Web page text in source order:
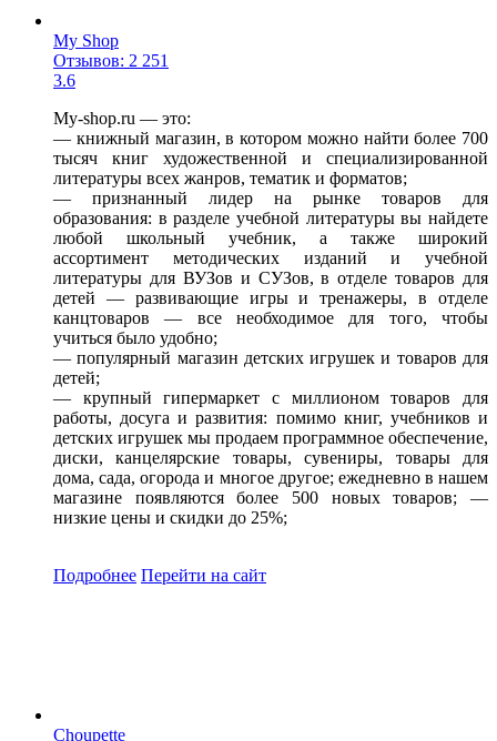
My Shop
Отзывов: 2 251
3.6
My-shop.ru — это:
— книжный магазин, в котором можно найти более 700
тысяч книг художественной и специализированной
литературы всех жанров, тематик и форматов;
— признанный лидер на рынке товаров для
образования: в разделе учебной литературы вы найдете
любой школьный учебник, а также широкий
ассортимент методических изданий и учебной
литературы для ВУЗов и СУЗов, в отделе товаров для
детей — развивающие игры и тренажеры, в отделе
канцтоваров — все необходимое для того, чтобы
учиться было удобно;
— популярный магазин детских игрушек и товаров для
детей;
— крупный гипермаркет с миллионом товаров для
работы, досуга и развития: помимо книг, учебников и
детских игрушек мы продаем программное обеспечение,
диски, канцелярские товары, сувениры, товары для
дома, сада, огорода и многое другое; ежедневно в нашем
магазине появляются более 500 новых товаров; —
низкие цены и скидки до 25%;
Подробнее Перейти на сайт
Choupette